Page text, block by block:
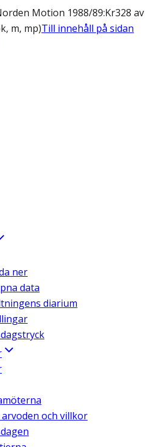
Motion 1988/89:Kr328 av
m, mp)Till innehåll på sidan
ner
data
diarium
och villkor